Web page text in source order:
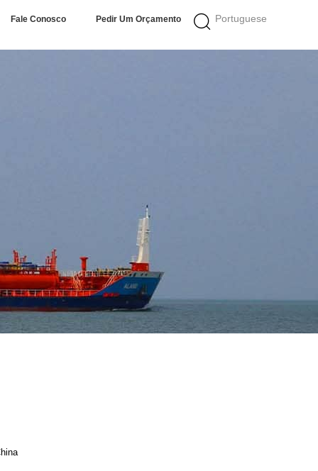
Portuguese
Fale Conosco Pedir Um Orçamento